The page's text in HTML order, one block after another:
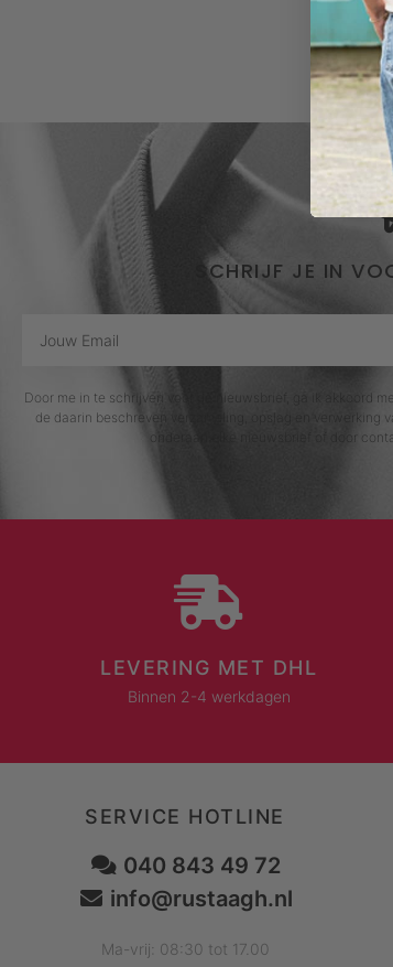
SCHRIJF JE IN
Door me in te schrijven voor de nieuwsbrief, ga ik akkoord
de daarin beschreven verzameling, opslag en verwerking
onderaan elke nieuwsbrief of door
LEVERING MET DHL
Binnen 2-4 werkdagen
SERVICE HOTLINE
040 843 49 72
info@rustaagh.nl
Ma-vrij: 08:30 tot 17.00